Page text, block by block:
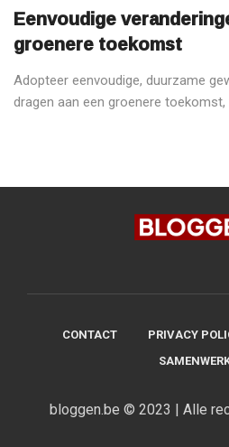
Eenvoudige
groenere toekomst
Adopteer eenvoudige, duurzame
dragen aan een groenere toekomst,
CONTACT PRIVACY
bloggen.be © 2023 | Alle